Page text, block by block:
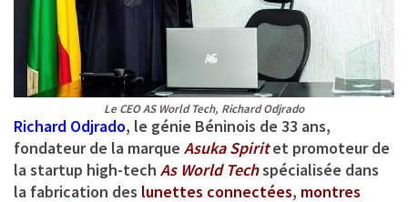
Le CEO AS World Tech, Richard Odjrado
Richard Odjrado, le génie Béninois de 33 ans,
fondateur de la marque Asuka Spiritet promoteur de
la startup high-tech As World Techspécialisée dans
la fabrication des lunettes connectées, montres